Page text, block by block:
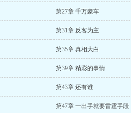
第27章 千万豪车
第31章 反客为主
第35章 真相大白
第39章 精彩的事情
第43章 还有谁
第47章 一出手就要雷霆手段